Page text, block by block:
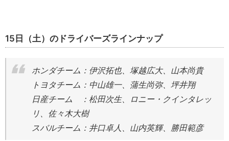
15日（土）のドライバーズラインナップ
ホンダチーム：伊沢拓也、塚越広大、山本尚貴
トヨタチーム：中山雄一、蒲生尚弥、坪井翔
日産チーム ：松田次生、ロニー・クインタレッ
リ、佐々木大樹
スバルチーム：井口卓人、山内英輝、勝田範彦